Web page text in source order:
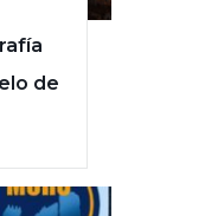
de